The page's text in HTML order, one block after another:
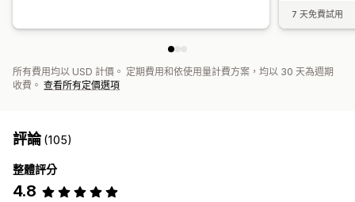
7 天免費試用
所有費用均以 USD 計價。 定期費用和依使用量計費方案，均以 30 天為週期
收費。 查看所有定價選項
評論(105)
整體評分
4.8